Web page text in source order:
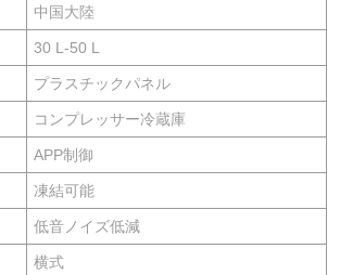
中国大陸
30 L-50 L
プラスチックパネル
コンプレッサー冷蔵庫
APP制御
凍結可能
低音ノイズ低減
横式